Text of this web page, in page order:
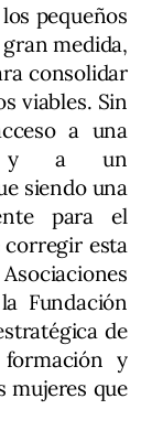
pequeños
medida,
consolidar
viables. Sin
a una
a un
siendo una
para el
corregir esta
Fundación
de
y
mujeres que